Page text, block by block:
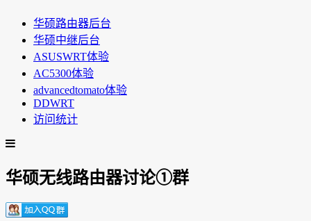
华硕路由器后台
华硕中继后台
ASUSWRT体验
AC5300体验
advancedtomato体验
DDWRT
访问统计
华硕无线路由器讨论①群